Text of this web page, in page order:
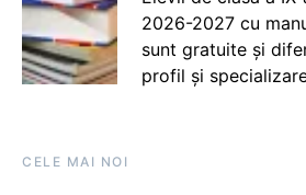
2026-2027 cu
sunt gratuite și
profil și
CELE MAI NOI